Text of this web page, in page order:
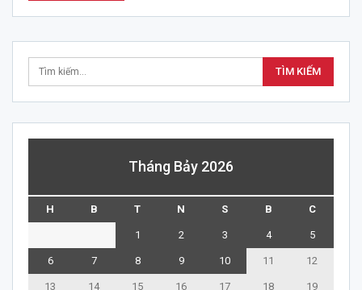
Tháng Bảy 2026
H B T N S B C
1 2 3 4 5
6 7 8 9 10 11 12
13 14 15 16 17 18 19